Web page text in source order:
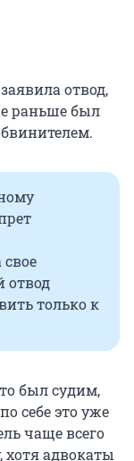
органов
пяти лет со
или частных
и в
дел,
и в
отвод,
раньше был
отвод
только к
был судим,
себе это уже
чаще всего
хотя адвокаты